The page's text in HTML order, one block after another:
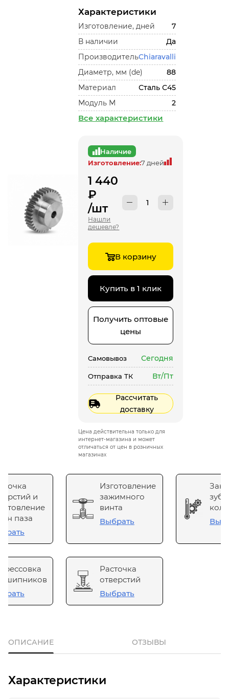
Характеристики
Изготовление, дней
7
В наличии
Да
ПроизводительChiaravalli
Диаметр, мм (de)
88
Материал
Сталь С45
Модуль М
2
Все характеристики
Наличие
Изготовление:7 дней
1 440
₽
/шт
Нашли
дешевле?
В корзину
Купить в 1 клик
Получить оптовые
цены
Самовывоз Сегодня
Отправка ТК Вт/Пт
Рассчитать
доставку
Цена действительна только для
интернет-магазина и может
отличаться от цен в розничных
магазинах
и
паза
Изготовление
зажимного
винта
Выбрать
Расточка
отверстий
Выбрать
ОПИСАНИЕ ОТЗЫВЫ
Характеристики